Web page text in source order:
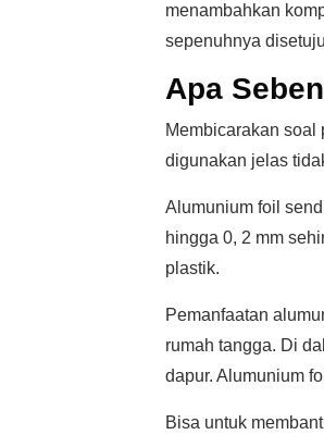
menambahkan
sepenuhnya
Apa
Membicarakan soal
digunakan jelas
Alumunium foil
hingga 0, 2 mm
plastik.
Pemanfaatan
rumah tangga. Di
dapur. Alumunium
Bisa untuk